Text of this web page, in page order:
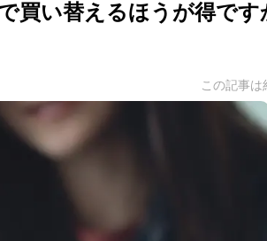
買い替えるほうが得です
この記事は